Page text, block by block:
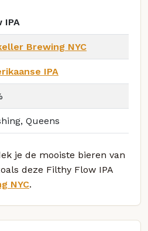
IPA
Brewing NYC
IPA
Queens
je de mooiste bieren van
deze Filthy Flow IPA
NYC.